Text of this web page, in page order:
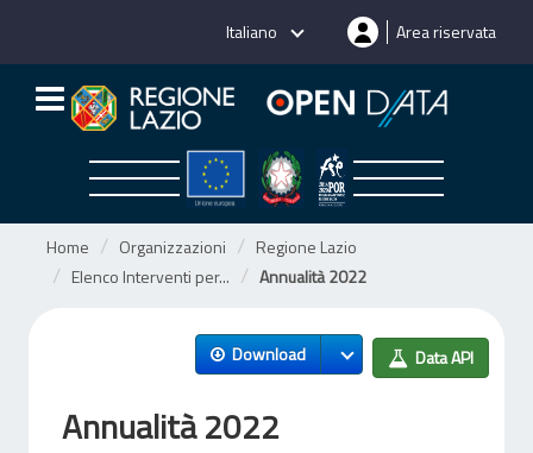
Italiano Area riservata
Home Organizzazioni
Regione Lazio
Elenco Interventi per...
Annualità 2022
Download Data API
Annualità 2022